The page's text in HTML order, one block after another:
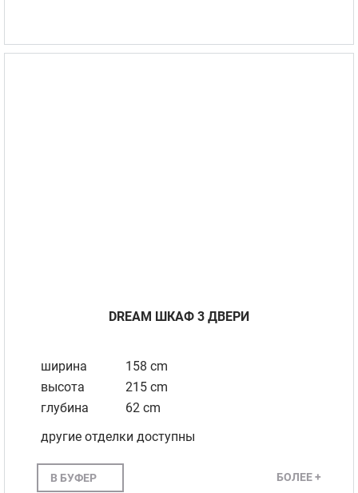
DREAM ШКАФ 3 ДВЕРИ
ширина
158 cm
высота
215 cm
глубина
62 cm
другие отделки доступны
В БУФЕР БОЛЕЕ +